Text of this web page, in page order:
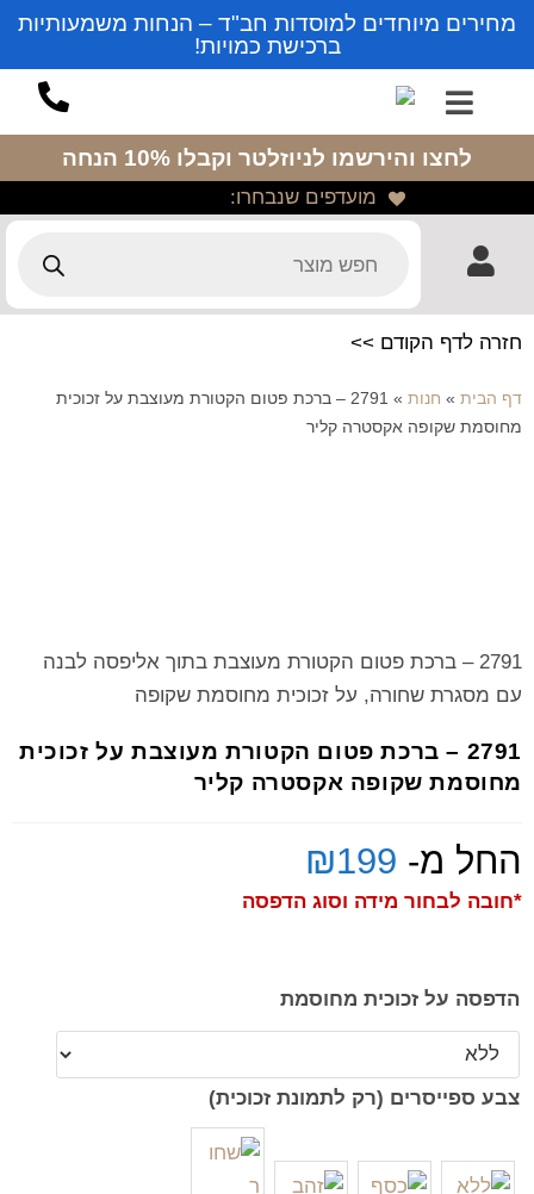
מחירים מיוחדים למוסדות חב"ד – הנחות משמעותיות
ברכישת כמויות!
לחצו והירשמו לניוזלטר וקבלו 10% הנחה
מועדפים שנבחרו:
חזרה לדף הקודם >>
דף הבית » חנות »
2791 – ברכת פטום הקטורת מעוצבת על זכוכית
מחוסמת שקופה אקסטרה קליר
2791 – ברכת פטום הקטורת מעוצבת בתוך אליפסה לבנה
עם מסגרת שחורה, על זכוכית מחוסמת שקופה
2791 – ברכת פטום הקטורת מעוצבת על זכוכית
מחוסמת שקופה אקסטרה קליר
החל מ- ₪199
*חובה לבחור מידה וסוג הדפסה
הדפסה על זכוכית מחוסמת
צבע ספייסרים (רק לתמונת זכוכית)